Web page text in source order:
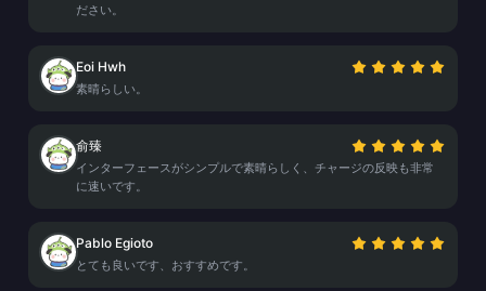
ださい。
Eoi Hwh
素晴らしい。
俞臻
インターフェースがシンプルで素晴らしく、チャージの反映も非常
に速いです。
Pablo Egioto
とても良いです、おすすめです。